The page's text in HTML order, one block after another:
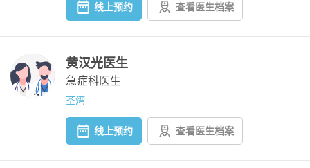
线上预约 查看医生档案
黄汉光医生
急症科医生
荃湾
线上预约 查看医生档案